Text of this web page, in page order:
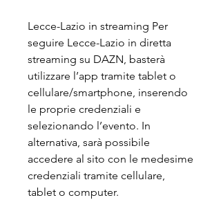
Lecce-Lazio in streaming Per
seguire Lecce-Lazio in diretta
streaming su DAZN, basterà
utilizzare l’app tramite tablet o
cellulare/smartphone, inserendo
le proprie credenziali e
selezionando l’evento. In
alternativa, sarà possibile
accedere al sito con le medesime
credenziali tramite cellulare,
tablet o computer.